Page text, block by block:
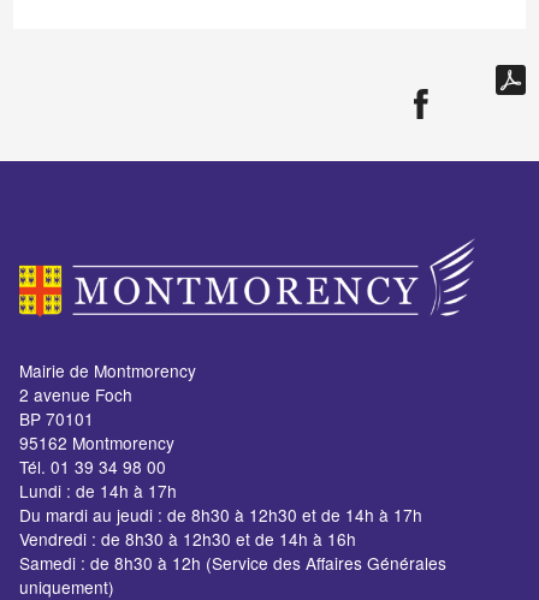
Mairie de Montmorency
2 avenue Foch
BP 70101
95162 Montmorency
Tél. 01 39 34 98 00
Lundi : de 14h à 17h
Du mardi au jeudi : de 8h30 à 12h30 et de 14h à 17h
Vendredi : de 8h30 à 12h30 et de 14h à 16h
Samedi : de 8h30 à 12h (Service des Affaires Générales
uniquement)